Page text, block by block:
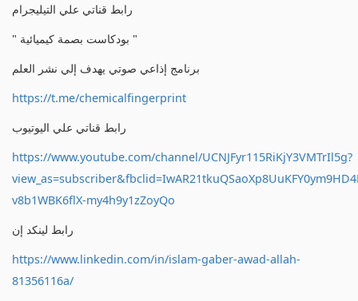
رابط قناتي علي التيليجرام
" بودكاست بصمة كيميائية "
برنامج إذاعي صوتي يهدف إلي نشر العلم
https://t.me/chemicalfingerprint
رابط قناتي علي اليوتيوب
https://www.youtube.com/channel/UCNJFyr115RiKjY3VMTrIl5g?
v8b1WBK6flX-my4h9y1zZoyQo
رابط لينكد إن
https://www.linkedin.com/in/islam-gaber-awad-allah-
81356116a/